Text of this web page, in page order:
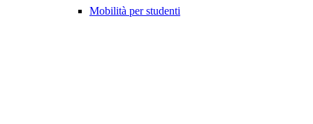
Mobilità per studenti